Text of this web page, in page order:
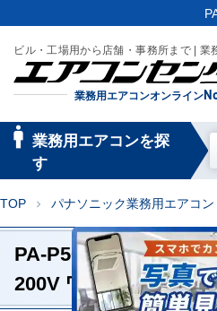
ビル・工場用から店舗・事務所まで | 業
業務用エアコンオンライン
業務用エアコンを探
す
TOP chevron_right パナソニック業務用エアコン
PA-P50U7SGNB パ
200V ワイヤードリモ